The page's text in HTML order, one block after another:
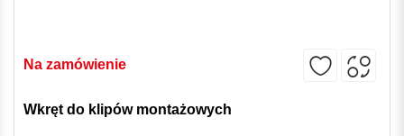
Na zamówienie
Wkręt do klipów montażowych